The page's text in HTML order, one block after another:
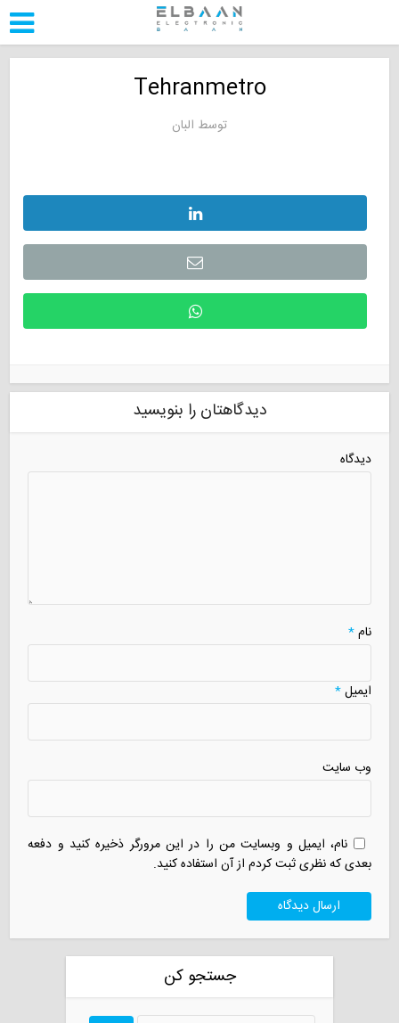
Tehranmetro
توسط البان
دیدگاهتان را بنویسید
دیدگاه
نام*
ایمیل*
وب سایت
نام، ایمیل و وبسایت من را در این مرورگر ذخیره کنید و دفعه
بعدی که نظری ثبت کردم از آن استفاده کنید.
جستجو کن